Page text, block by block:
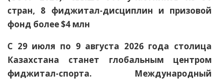
стран, 8 фиджитал-дисциплин и призовой
фонд более $4 млн
С 29 июля по 9 августа 2026 года столица
Казахстана станет глобальным центром
фиджитал-спорта. Международный